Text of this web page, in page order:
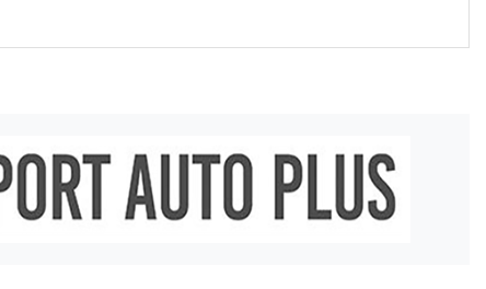
Aus Mangel an Teilnehmern muss der Lehrgang "Englische Tänze" abgesagt werden.
weiterlesen
Ranglistenerfolge der Standardpaare
Einige TBW-Paare zog es am Wochenende nach Fürth und brachten viele Erfolge mit. In der Hauptgruppe gab es Gold für Emil-Daniel Leonte/Kristina Limonova und bei den Senioren III erreichten Knut und Iris…
weiterlesen